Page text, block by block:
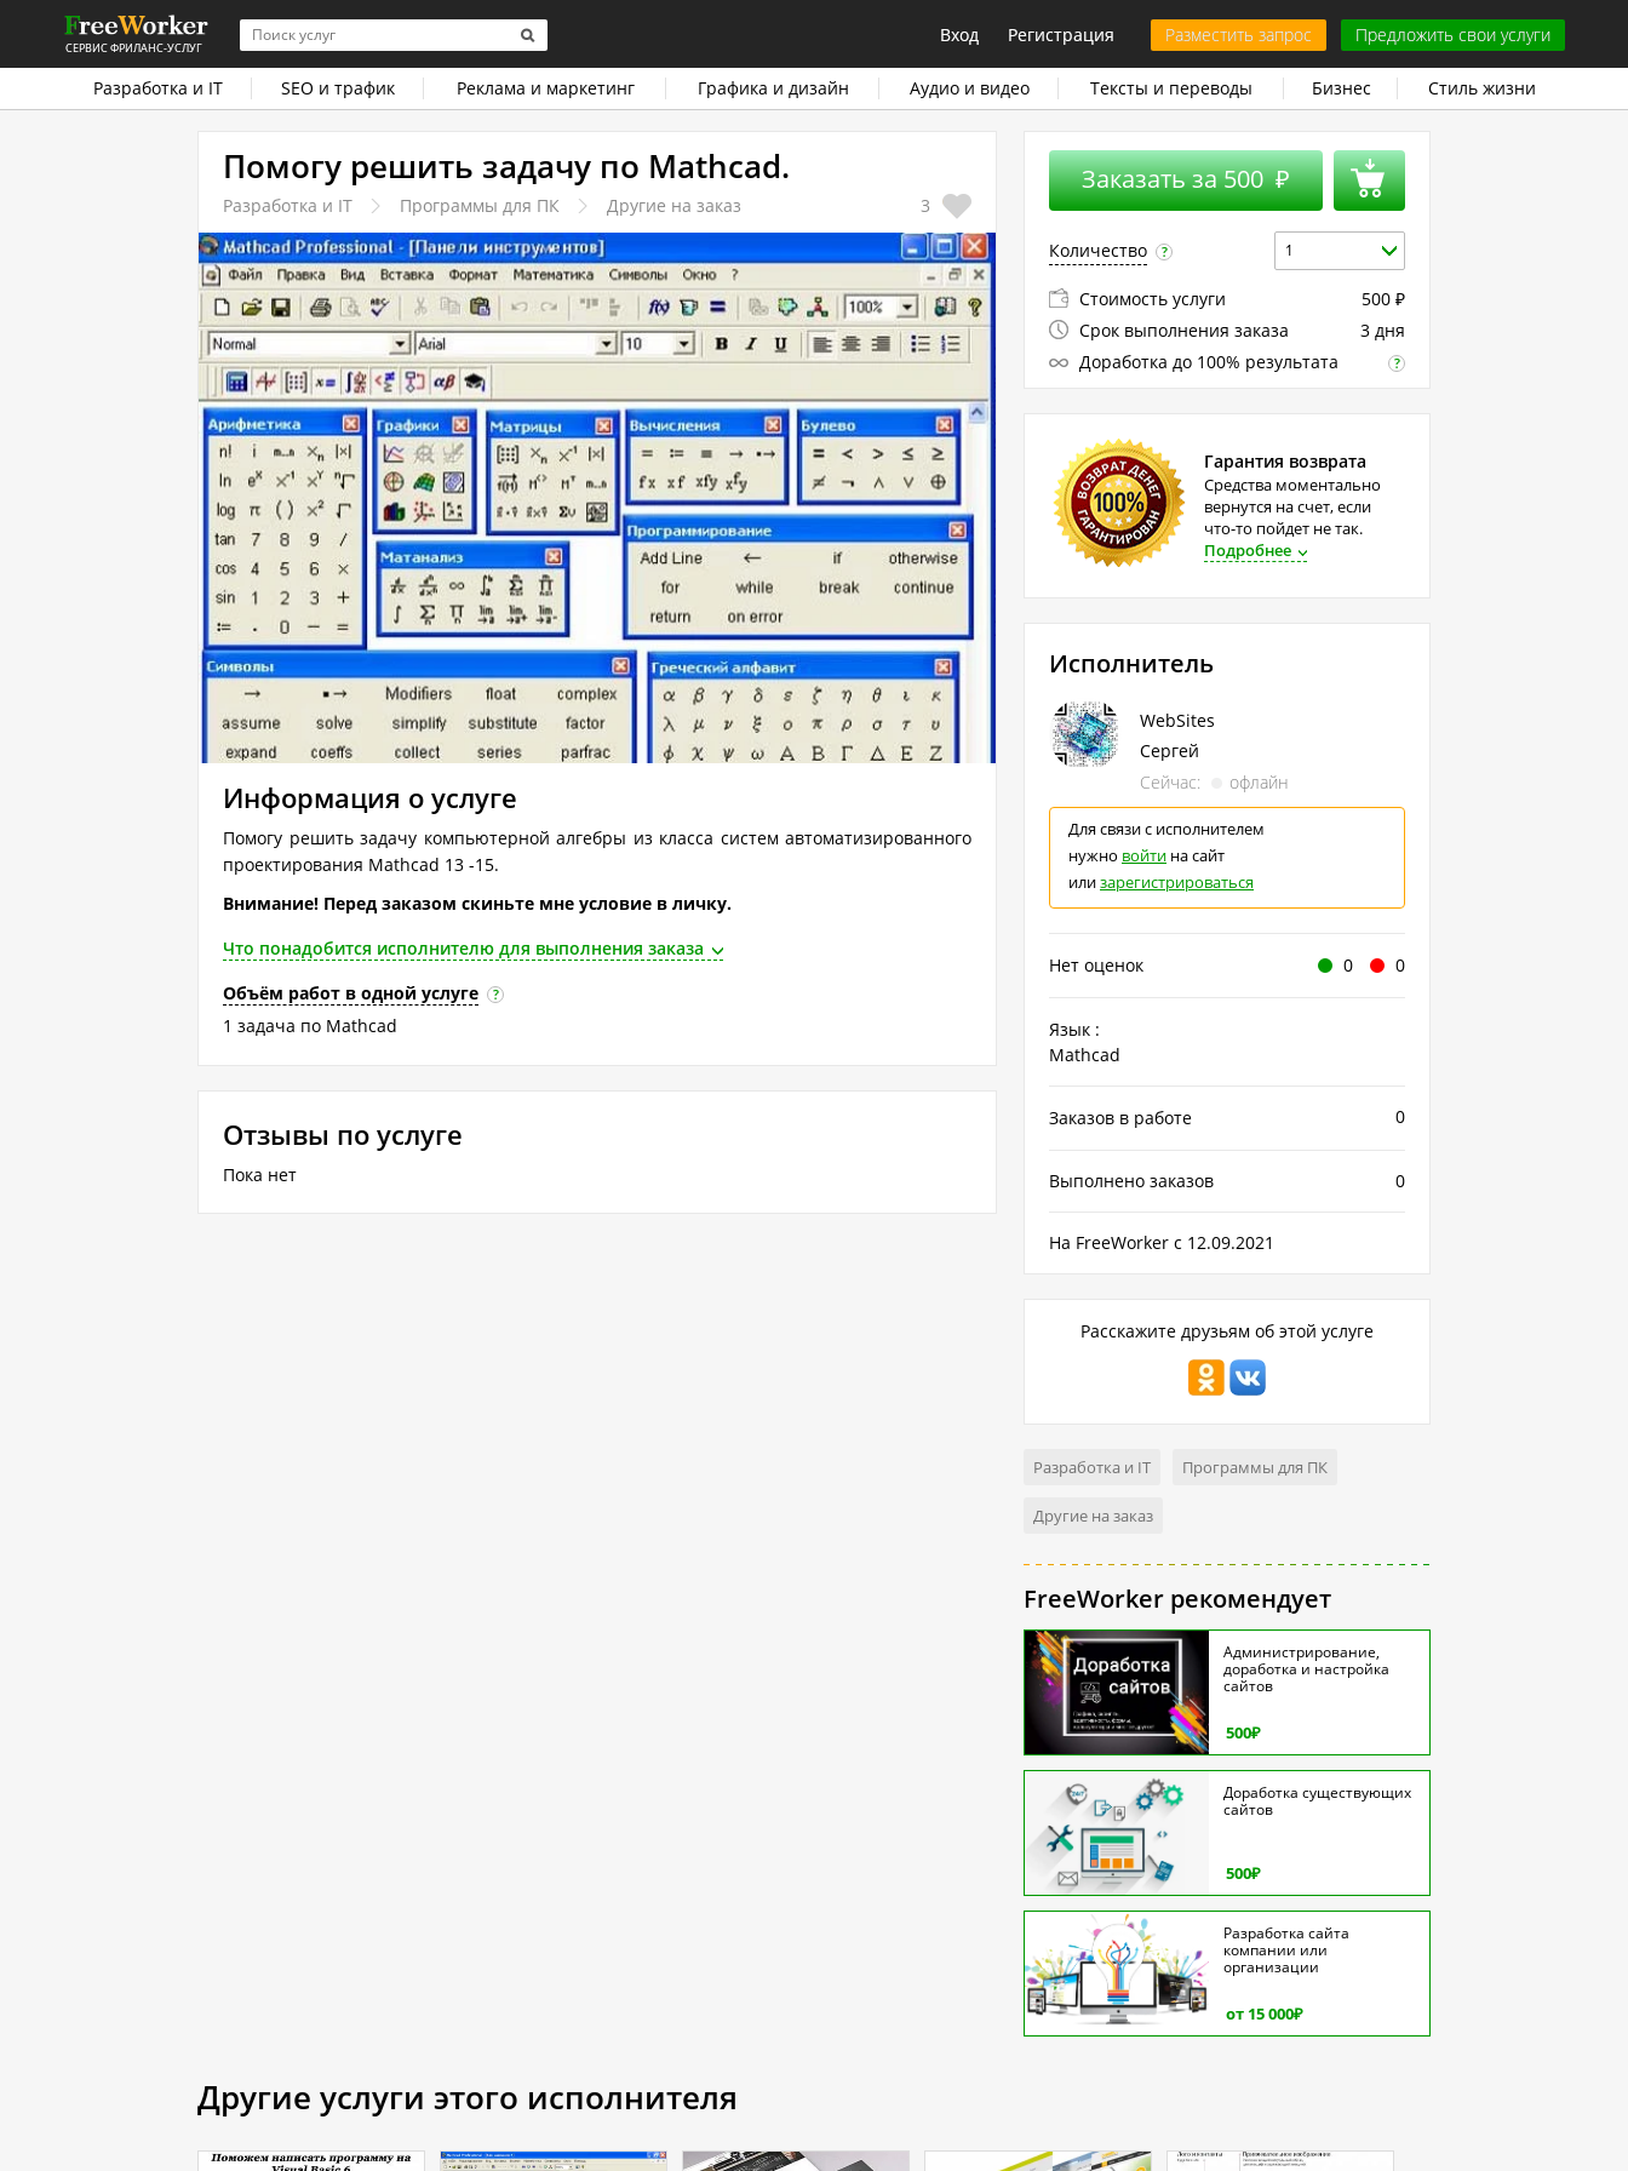
СЕРВИС ФРИЛАНС-УСЛУГ
Вход Регистрация Разместить запрос Предложить свои услуги
Разработка и IT SEO и трафик Реклама и маркетинг Графика и дизайн Аудио и видео Тексты и переводы Бизнес Стиль жизни
Помогу решить задачу по Mathcad.
3
Разработка и IT Программы для ПК Другие на заказ
Информация о услуге
Помогу решить задачу компьютерной алгебры из класса систем автоматизированного
проектирования Mathcad 13 -15.
Внимание! Перед заказом скиньте мне условие в личку.
Что понадобится исполнителю для выполнения заказа
Объём работ в одной услуге
?
1 задача по Mathcad
Отзывы по услуге
Пока нет
Заказать за500 ₽
Количество ? 1
500 ₽
Стоимость услуги
3 дня
Срок выполнения заказа
?
Доработка до 100% результата
Гарантия возврата
Средства моментально
вернутся на счет, если
что-то пойдет не так.
Подробнее
Исполнитель
WebSites
Сергей
Сейчас:
офлайн
Для связи с исполнителем
нужно войти на сайт
илизарегистрироваться
0 0
Нет оценок
Язык :
Mathcad
0
Заказов в работе
0
Выполнено заказов
На FreeWorker с 12.09.2021
Расскажите друзьям об этой услуге
Разработка и IT Программы для ПК
Другие на заказ
FreeWorker рекомендует
Администрирование,
доработка и настройка
сайтов
500₽
Доработка существующих
сайтов
500₽
Разработка сайта
компании или
организации
от 15 000₽
Другие услуги этого исполнителя